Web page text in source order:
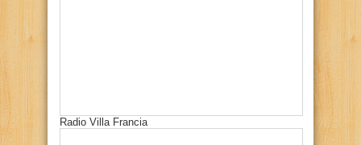
Radio Villa Francia